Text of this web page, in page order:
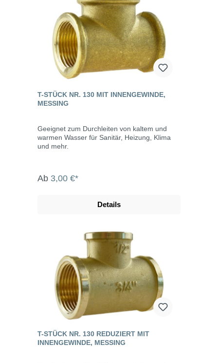
T-STÜCK NR. 130 MIT INNENGEWINDE,
MESSING
Geeignet zum Durchleiten von kaltem und
warmen Wasser für Sanitär, Heizung, Klima
und mehr.
Ab 3,00 €*
Details
T-STÜCK NR. 130 REDUZIERT MIT
INNENGEWINDE, MESSING